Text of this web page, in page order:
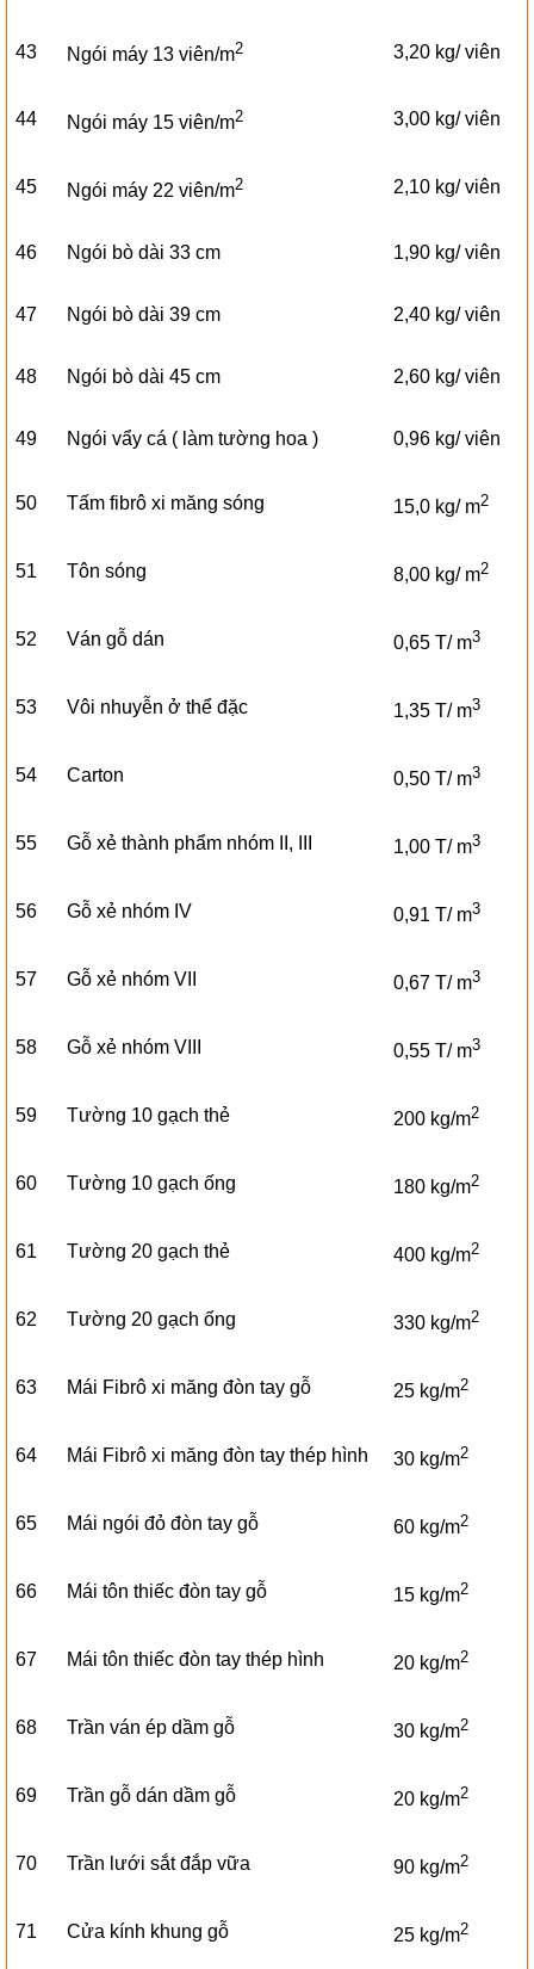
43 Ngói máy 13 viên/m2 3,20 kg/ viên
44 Ngói máy 15 viên/m2 3,00 kg/ viên
45 Ngói máy 22 viên/m2 2,10 kg/ viên
46 Ngói bò dài 33 cm 1,90 kg/ viên
47 Ngói bò dài 39 cm 2,40 kg/ viên
48 Ngói bò dài 45 cm 2,60 kg/ viên
49 Ngói vẩy cá ( làm tường hoa ) 0,96 kg/ viên
50 Tấm fibrô xi măng sóng 15,0 kg/ m2
51 Tôn sóng 8,00 kg/ m2
52 Ván gỗ dán 0,65 T/ m3
53 Vôi nhuyễn ở thể đặc 1,35 T/ m3
54 Carton 0,50 T/ m3
55 Gỗ xẻ thành phẩm nhóm II, III 1,00 T/ m3
56 Gỗ xẻ nhóm IV 0,91 T/ m3
57 Gỗ xẻ nhóm VII 0,67 T/ m3
58 Gỗ xẻ nhóm VIII 0,55 T/ m3
59 Tường 10 gạch thẻ 200 kg/m2
60 Tường 10 gạch ống 180 kg/m2
61 Tường 20 gạch thẻ 400 kg/m2
62 Tường 20 gạch ống 330 kg/m2
63 Mái Fibrô xi măng đòn tay gỗ 25 kg/m2
64 Mái Fibrô xi măng đòn tay thép hình 30 kg/m2
65 Mái ngói đỏ đòn tay gỗ 60 kg/m2
66 Mái tôn thiếc đòn tay gỗ 15 kg/m2
67 Mái tôn thiếc đòn tay thép hình 20 kg/m2
68 Trần ván ép dầm gỗ 30 kg/m2
69 Trần gỗ dán dầm gỗ 20 kg/m2
70 Trần lưới sắt đắp vữa 90 kg/m2
71 Cửa kính khung gỗ 25 kg/m2